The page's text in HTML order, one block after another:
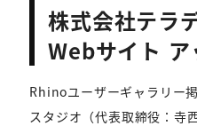
株式会社テラ
Webサイト ア
Rhinoユーザーギャラリー
スタジオ（代表取締役：寺